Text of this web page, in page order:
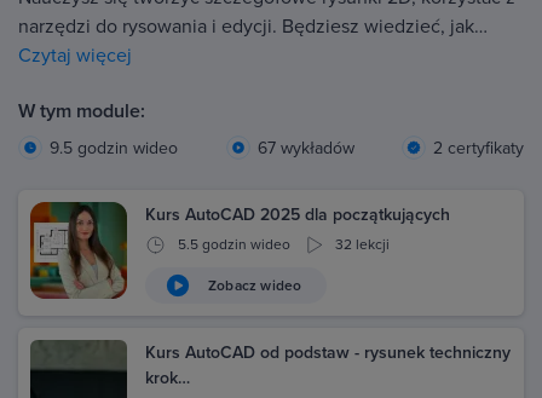
narzędzi do rysowania i edycji. Będziesz wiedzieć, jak…
Czytaj więcej
W tym module:
9.5 godzin wideo 67 wykładów 2 certyfikaty
Kurs AutoCAD 2025 dla początkujących
5.5 godzin wideo 32 lekcji
Zobacz wideo
Kurs AutoCAD od podstaw - rysunek techniczny
krok…